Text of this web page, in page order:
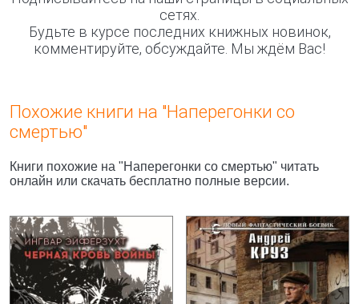
сетях.
Будьте в курсе последних книжных новинок,
комментируйте, обсуждайте. Мы ждём Вас!
Похожие книги на "Наперегонки со
смертью"
Книги похожие на "Наперегонки со смертью" читать
онлайн или скачать бесплатно полные версии.